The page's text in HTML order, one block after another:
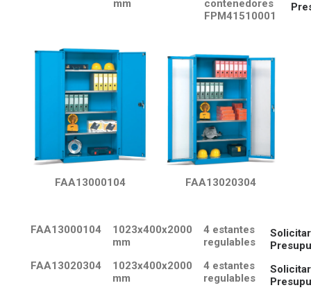
mm
contenedores
FPM41510001
FAA13000104 FAA13020304
FAA13000104
1023x400x2000
mm
4 estantes
regulables
Solicitar
FAA13020304
1023x400x2000
mm
4 estantes
regulables
Solicitar